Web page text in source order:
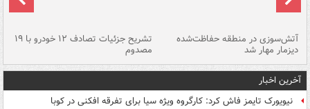
آتش‌سوزی در منطقه حفاظت‌شده
دیزمار مهار شد
تشریح جزئیات تصادف ۱۲ خودرو با ۱۹
مصدوم
آخرین اخبار
نیویورک تایمز فاش کرد: کارگروه ویژه سیا برای تفرقه افکنی در کوبا